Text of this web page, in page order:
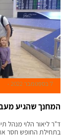
7 בספטמבר 2022
המחנך שהגיע
ד"ר ליאור הלוי מנהל
בתחילת החופש חסר